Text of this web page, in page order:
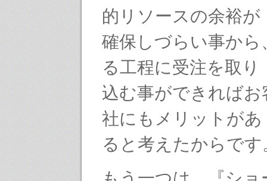
的リソースの余裕が
確保しづらい事から
る工程に受注を取り
込む事ができればお
社にもメリットがあ
ると考えたからです